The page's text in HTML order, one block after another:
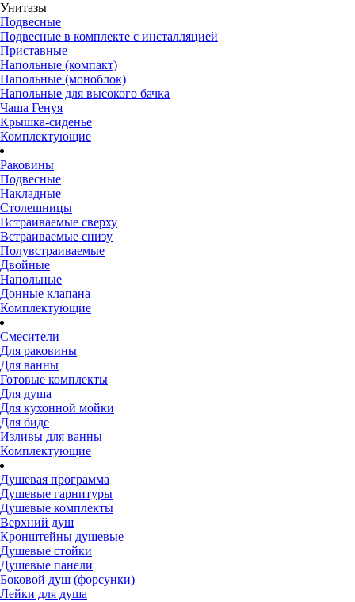
Унитазы
Подвесные
Подвесные в комплекте с инсталляцией
Приставные
Напольные (компакт)
Напольные (моноблок)
Напольные для высокого бачка
Чаша Генуя
Крышка-сиденье
Комплектующие
Раковины
Подвесные
Накладные
Столешницы
Встраиваемые сверху
Встраиваемые снизу
Полувстраиваемые
Двойные
Напольные
Донные клапана
Комплектующие
Смесители
Для раковины
Для ванны
Готовые комплекты
Для душа
Для кухонной мойки
Для биде
Изливы для ванны
Комплектующие
Душевая программа
Душевые гарнитуры
Душевые комплекты
Верхний душ
Кронштейны душевые
Душевые стойки
Душевые панели
Боковой душ (форсунки)
Лейки для душа